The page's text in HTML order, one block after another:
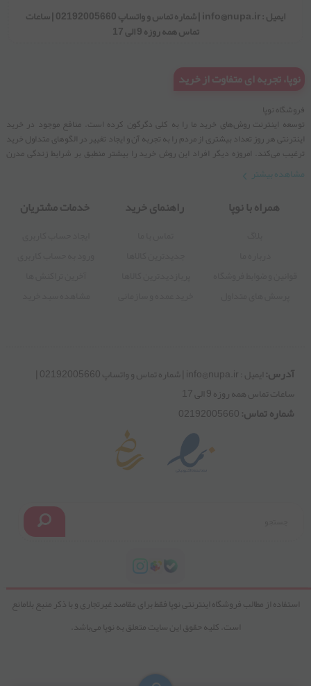
ایمیل : info@nupa.ir | شماره تماس و واتساپ 02192005660 | ساعات
02192005660
ای متفاوت از خرید
بلاگ
درباره ما
تماس با ما
جدیدترین کالاها
پربازدیدترین کالاها
خرید عمده و سازمانی
استفاده از مطالب فروشگاه اینترنتی نوپا فقط برای مقاصد غیرتجاری و با ذکر منبع بلامانع
است. کلیه حقوق این سایت متعلق به نوپا می‌باشد.